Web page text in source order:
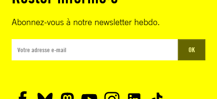
Abonnez-vous à notre newsletter hebdo.
OK